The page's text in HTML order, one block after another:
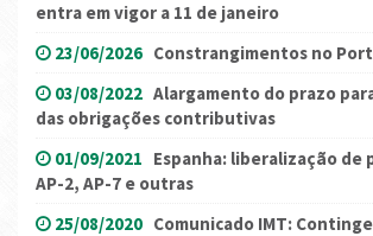
entra em vigor a 11 de janeiro
23/06/2026 Constrangimentos no
03/08/2022 Alargamento do prazo
das obrigações contributivas
01/09/2021 Espanha: liberalização de
AP-2, AP-7 e outras
25/08/2020 Comunicado IMT: